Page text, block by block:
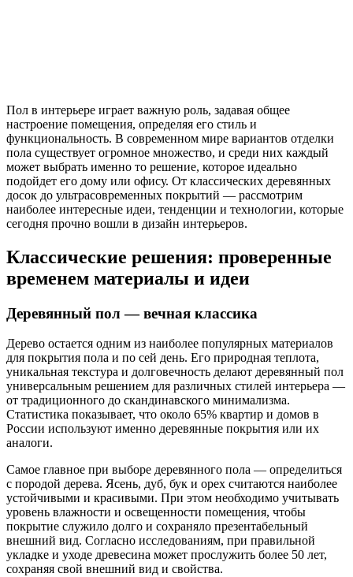
Пол в интерьере играет важную роль, задавая общее
настроение помещения, определяя его стиль и
функциональность. В современном мире вариантов отделки
пола существует огромное множество, и среди них каждый
может выбрать именно то решение, которое идеально
подойдет его дому или офису. От классических деревянных
досок до ультрасовременных покрытий — рассмотрим
наиболее интересные идеи, тенденции и технологии, которые
сегодня прочно вошли в дизайн интерьеров.
Классические решения: проверенные
временем материалы и идеи
Деревянный пол — вечная классика
Дерево остается одним из наиболее популярных материалов
для покрытия пола и по сей день. Его природная теплота,
уникальная текстура и долговечность делают деревянный пол
универсальным решением для различных стилей интерьера —
от традиционного до скандинавского минимализма.
Статистика показывает, что около 65% квартир и домов в
России используют именно деревянные покрытия или их
аналоги.
Самое главное при выборе деревянного пола — определиться
с породой дерева. Ясень, дуб, бук и орех считаются наиболее
устойчивыми и красивыми. При этом необходимо учитывать
уровень влажности и освещенности помещения, чтобы
покрытие служило долго и сохраняло презентабельный
внешний вид. Согласно исследованиям, при правильной
укладке и уходе древесина может прослужить более 50 лет,
сохраняя свой внешний вид и свойства.